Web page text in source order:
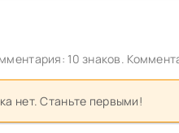
10 знаков.
нет. Станьте первыми!